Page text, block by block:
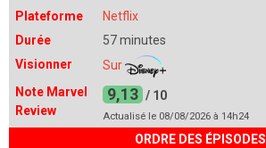
Plateforme
Netflix
Durée
57 minutes
Visionner
Sur
Note Marvel
Review
9,13 / 10
Actualisé le 08/08/2026 à 14h24
ORDRE DES ÉPISODES